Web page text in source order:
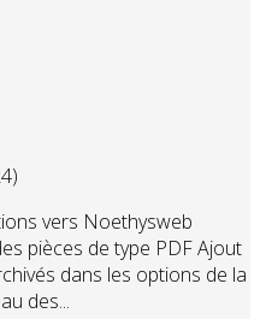
vers Noethysweb
pièces de type PDF Ajout
dans les options de la
des...